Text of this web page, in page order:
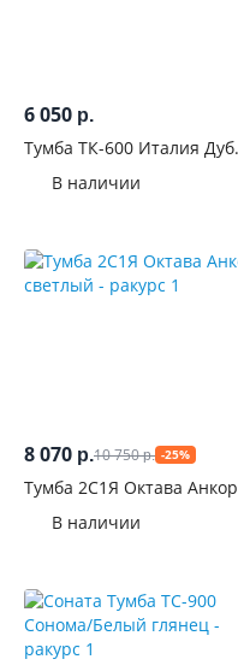
6 050 р.
Тумба ТК-600 Италия Дуб
В наличии
8 070 р.10 750р. -25%
Тумба 2С1Я Октава Анкор
В наличии
20
Серые
Черные
2
Стиль
Производитель